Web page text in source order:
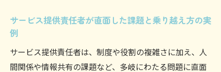
恵
の知恵の数々
サービス提供責任者が工夫する人間関係の
サービス提供責任者が直面した課題と乗り越え方の実
例
サービス提供責任者は、制度や役割の複雑さに加え、人
間関係や情報共有の課題など、多岐にわたる問題に直面